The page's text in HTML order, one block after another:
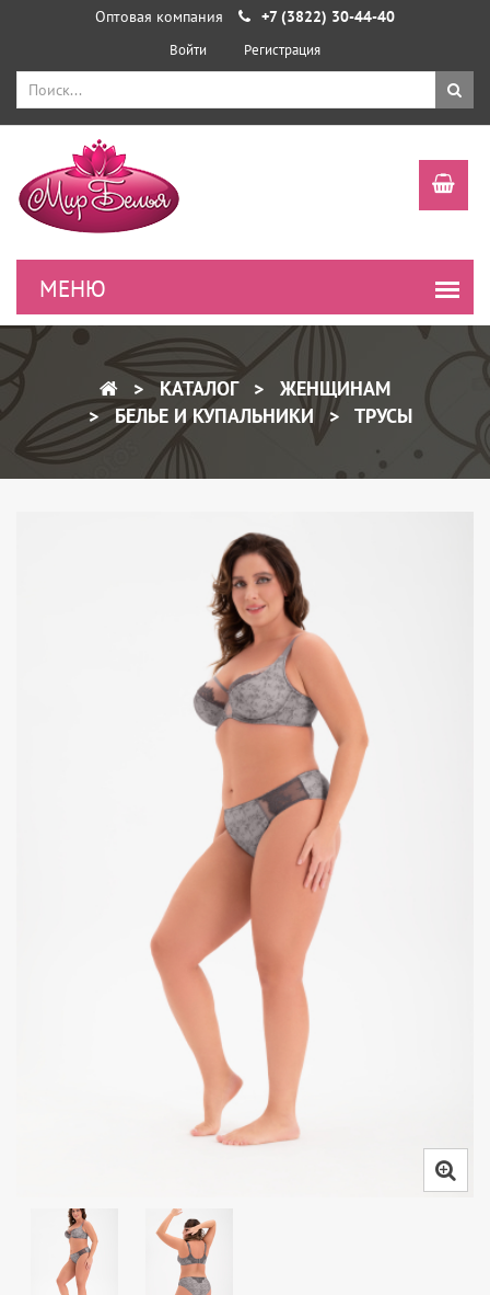
Оптовая компания +7 (3822) 30-44-40
Войти Регистрация
КАТАЛОГ
ЖЕНЩИНАМ
БЕЛЬЕ И КУПАЛЬНИКИ
ТРУСЫ